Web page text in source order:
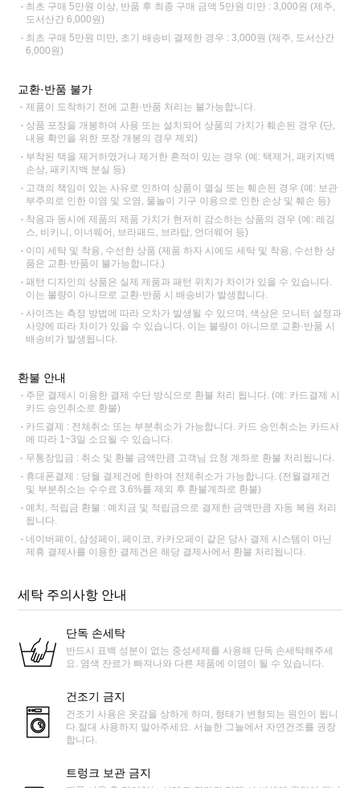
최초 구매 5만원 이상, 반품 후 최종 구매 금액 5만원 미만 : 3,000원 (제주,
도서산간 6,000원)
최초 구매 5만원 미만, 초기 배송비 결제한 경우 : 3,000원 (제주, 도서산간
6,000원)
교환·반품 불가
제품이 도착하기 전에 교환·반품 처리는 불가능합니다.
상품 포장을 개봉하여 사용 또는 설치되어 상품의 가치가 훼손된 경우 (단,
내용 확인을 위한 포장 개봉의 경우 제외)
부착된 택을 제거하였거나 제거한 흔적이 있는 경우 (예: 택제거, 패키지백
손상, 패키지백 분실 등)
고객의 책임이 있는 사유로 인하여 상품이 멸실 또는 훼손된 경우 (예: 보관
부주의로 인한 이염 및 오염, 물놀이 기구 이용으로 인한 손상 및 훼손 등)
착용과 동시에 제품의 제품 가치가 현저히 감소하는 상품의 경우 (예: 레깅
스, 비키니, 이너웨어, 브라패드, 브라탑, 언더웨어 등)
이미 세탁 및 착용, 수선한 상품 (제품 하자 시에도 세탁 및 착용, 수선한 상
품은 교환·반품이 불가능합니다.)
패턴 디자인의 상품은 실제 제품과 패턴 위치가 차이가 있을 수 있습니다.
이는 불량이 아니므로 교환·반품 시 배송비가 발생합니다.
사이즈는 측정 방법에 따라 오차가 발생될 수 있으며, 색상은 모니터 설정과
사양에 따라 차이가 있을 수 있습니다. 이는 불량이 아니므로 교환·반품 시
배송비가 발생됩니다.
환불 안내
주문 결제시 이용한 결제 수단 방식으로 환불 처리 됩니다. (예: 카드결제 시
카드 승인취소로 환불)
카드결제 : 전체취소 또는 부분취소가 가능합니다. 카드 승인취소는 카드사
에 따라 1~3일 소요될 수 있습니다.
무통장입금 : 취소 및 환불 금액만큼 고객님 요청 계좌로 환불 처리됩니다.
휴대폰결제 : 당월 결제건에 한하여 전체취소가 가능합니다. (전월결제건
및 부분취소는 수수료 3.6%를 제외 후 환불계좌로 환불)
예치, 적립금 환불 : 예치금 및 적립금으로 결제한 금액만큼 자동 복원 처리
됩니다.
네이버페이, 삼성페이, 페이코, 카카오페이 같은 당사 결제 시스템이 아닌
제휴 결제사를 이용한 결제건은 해당 결제사에서 환불 처리됩니다.
세탁 주의사항 안내
단독 손세탁
반드시 표백 성분이 없는 중성세제를 사용해 단독 손세탁해주세
요. 염색 잔료가 빠져나와 다른 제품에 이염이 될 수 있습니다.
건조기 금지
건조기 사용은 옷감을 상하게 하며, 형태가 변형되는 원인이 됩니
다.절대 사용하지 말아주세요. 서늘한 그늘에서 자연건조를 권장
합니다.
트렁크 보관 금지